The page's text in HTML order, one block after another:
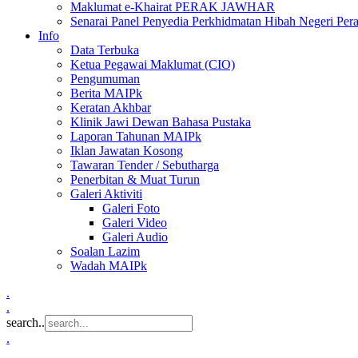
Maklumat e-Khairat PERAK JAWHAR
Senarai Panel Penyedia Perkhidmatan Hibah Negeri
Info
Data Terbuka
Ketua Pegawai Maklumat (CIO)
Pengumuman
Berita MAIPk
Keratan Akhbar
Klinik Jawi Dewan Bahasa Pustaka
Laporan Tahunan MAIPk
Iklan Jawatan Kosong
Tawaran Tender / Sebutharga
Penerbitan & Muat Turun
Galeri Aktiviti
Galeri Foto
Galeri Video
Galeri Audio
Soalan Lazim
Wadah MAIPk
.
.
search..
.